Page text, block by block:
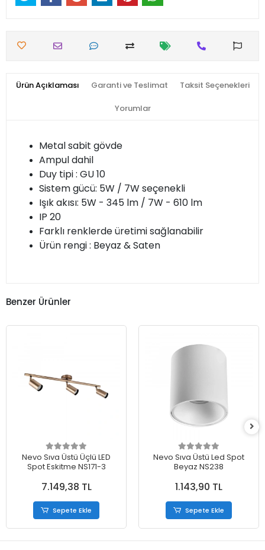
Ürün Açıklaması Garanti ve Teslimat Taksit Seçenekleri
Yorumlar
Metal sabit gövde
Ampul dahil
Duy tipi : GU 10
Sistem gücü: 5W / 7W seçenekli
Işık akısı: 5W - 345 lm / 7W - 610 lm
IP 20
Farklı renklerde üretimi sağlanabilir
Ürün rengi : Beyaz & Saten
Benzer Ürünler
Nevo Sıva Üstü Üçlü LED
Spot Eskitme NS171-3
7.149,38 TL
Sepete Ekle
Nevo Sıva Üstü Led Spot
Beyaz NS238
1.143,90 TL
Sepete Ekle